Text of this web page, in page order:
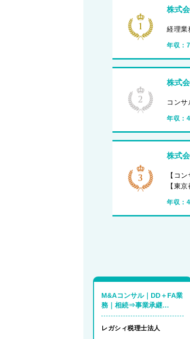
株式
経理業
年収：
株式
コン
年収：
株式
【コ
【東京
年収：
M&Aコンサル｜DD＋FA業
務｜相続⇒事業承継
⇒M&Aを一貫して担当
【シニア～マネージャーク
レガシィ税理士法人